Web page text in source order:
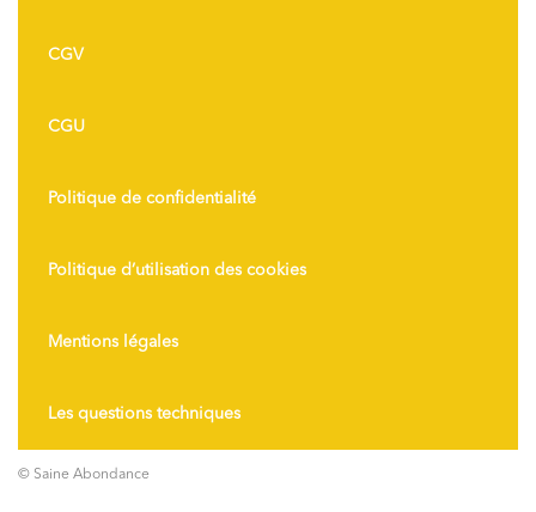
CGV
CGU
Politique de confidentialité
Politique d’utilisation des cookies
Mentions légales
Les questions techniques
© Saine Abondance